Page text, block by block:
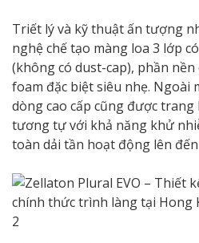
Triết lý và kỹ thuật ấn tượng
nghệ chế tạo màng loa 3 lớp
(không có dust-cap), phần
foam đặc biệt siêu nhẹ. Ngoài
dòng cao cấp cũng được
tương tự với khả năng khử
toàn dải tần hoạt động lên đến